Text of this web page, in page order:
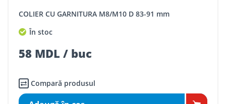
COLIER CU GARNITURA M8/M10 D 83-91 mm
În stoc
58 MDL / buc
Compară produsul